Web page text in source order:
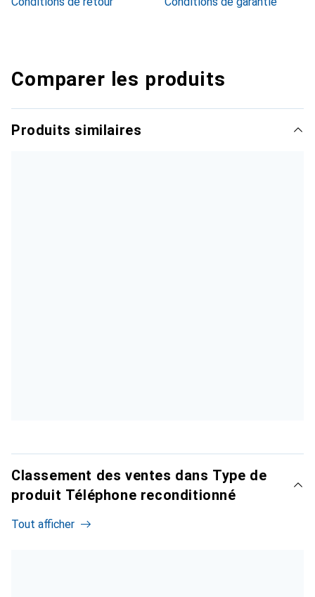
Comparer les produits
Produits similaires
Classement des ventes dans Type de
produit Téléphone reconditionné
Tout afficher